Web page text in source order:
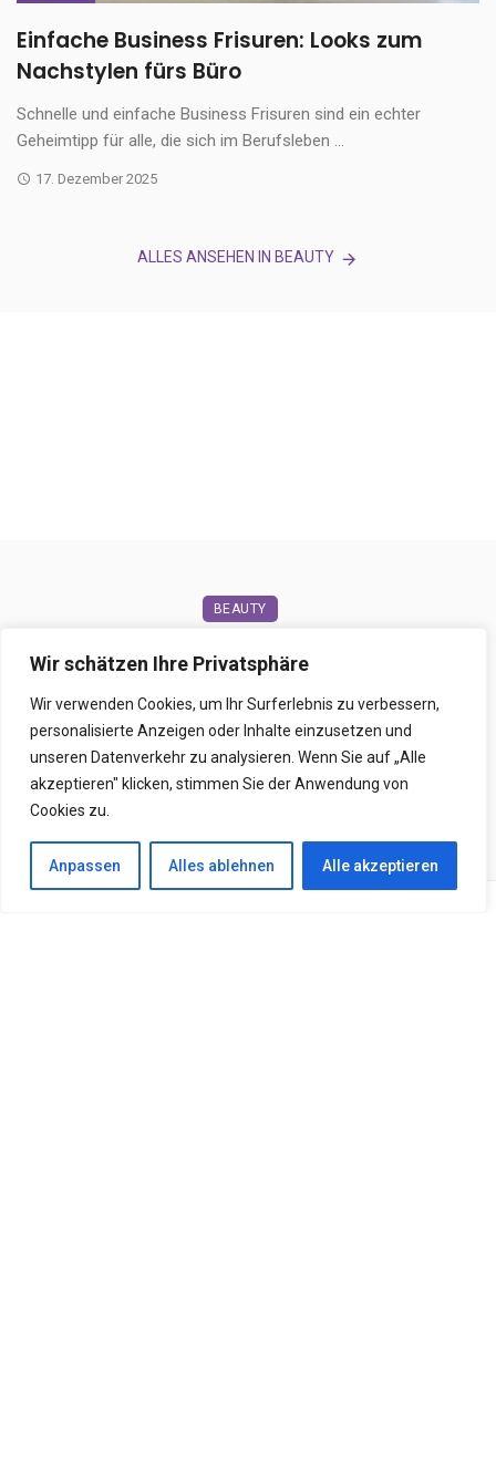
Wir schätzen Ihre Privatsphäre
Wir verwenden Cookies, um Ihr Surferlebnis zu verbessern,
personalisierte Anzeigen oder Inhalte einzusetzen und
unseren Datenverkehr zu analysieren. Wenn Sie auf „Alle
akzeptieren" klicken, stimmen Sie der Anwendung von
Cookies zu.
Anpassen Alles ablehnen Alle akzeptieren
Einfache Business Frisuren: Looks zum
Nachstylen fürs Büro
Schnelle und einfache Business Frisuren sind ein echter
Geheimtipp für alle, die sich im Berufsleben ...
17. Dezember 2025
ALLES ANSEHEN IN BEAUTY
BEAUTY
Tattoo Schriftzüge mit Bedeutung:
Tattoo-Sprüche für dein nächstes
Tattoo
28. Mai 2024 0